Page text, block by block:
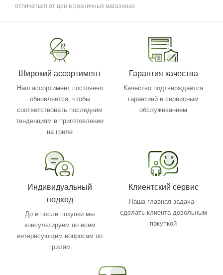
отличаться от цен в розничных магазинах
Широкий ассортимент
Наш ассортимент постоянно
обновляется, чтобы
соответствовать последним
тенденциям в приготовлении
на гриле
Гарантия качества
Качество подтверждается
гарантией и сервисным
обслуживанием
Индивидуальный
подход
До и после покупки мы
консультируем по всем
интересующим вопросам по
грилям
Клиентский сервис
Наша главная задача -
сделать клиента довольным
покупкой